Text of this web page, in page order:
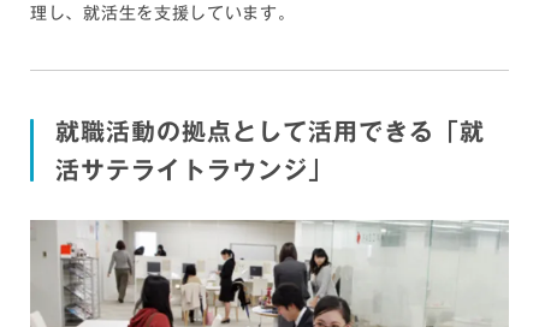
理し、就活生を支援しています。
就職活動の拠点として活用できる
「就
活サテライトラウンジ」
ティパーツ、豊通物流、名港海運、伊勢湾海運、東陽倉庫、
金融・保険
銀行、十六銀行、愛知信用金庫、豊田信用金庫、岡崎信用金
券、岡三証券、SMBC日興証券日本郵便、第一生命保険、明
命保険、東京海上日動火災保険、損害保険ジャパン、三井住
友海上あいおい生命保険、あいち知多農業協同組合（JAあい
ち知多）、西春日井農業協同組合（JA西春日井） など
航空